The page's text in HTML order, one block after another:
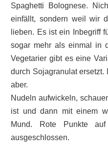
Spaghetti Bolognese.
einfällt, sondern weil wir
lieben. Es ist ein Inbegriff
sogar mehr als einmal in
Vegetarier gibt es eine
durch Sojagranulat ersetzt.
aber.
Nudeln aufwickeln,
ist und dann mit einem
Mund. Rote Punkte
ausgeschlossen.